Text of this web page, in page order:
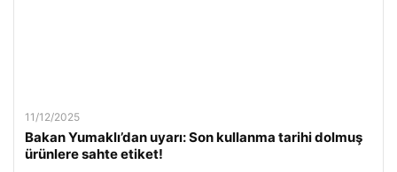
11/12/2025
Bakan Yumaklı’dan uyarı: Son kullanma tarihi dolmuş
ürünlere sahte etiket!